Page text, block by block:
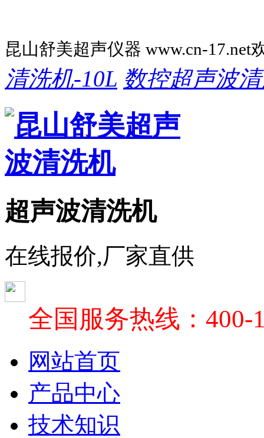
昆山舒美超声仪器 www.cn-17.net
清洗机-10L 数控超声波
超声波清洗机
在线报价,厂家直供
全国服务热线：400-
网站首页
产品中心
技术知识